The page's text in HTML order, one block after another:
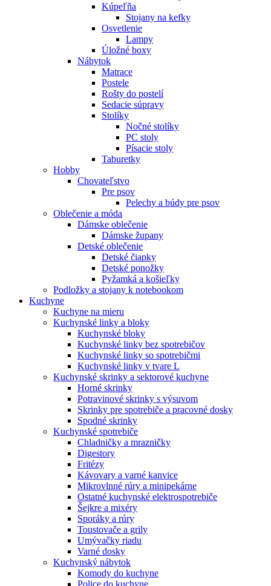
Kúpeľňa
Stojany na kefky
Osvetlenie
Lampy
Úložné boxy
Nábytok
Matrace
Postele
Rošty do postelí
Sedacie súpravy
Stolíky
Nočné stolíky
PC stoly
Písacie stoly
Taburetky
Hobby
Chovateľstvo
Pre psov
Pelechy a búdy pre psov
Oblečenie a móda
Dámske oblečenie
Dámske župany
Detské oblečenie
Detské čiapky
Detské ponožky
Pyžamká a košieľky
Podložky a stojany k notebookom
Kuchyne
Kuchyne na mieru
Kuchynské linky a bloky
Kuchynské bloky
Kuchynské linky bez spotrebičov
Kuchynské linky so spotrebičmi
Kuchynské linky v tvare L
Kuchynské skrinky a sektorové kuchyne
Horné skrinky
Potravinové skrinky s výsuvom
Skrinky pre spotrebiče a pracovné dosky
Spodné skrinky
Kuchynské spotrebiče
Chladničky a mrazničky
Digestory
Fritézy
Kávovary a varné kanvice
Mikrovlnné rúry a minipekárne
Ostatné kuchynské elektrospotrebiče
Šejkre a mixéry
Sporáky a rúry
Toustovače a grily
Umývačky riadu
Varné dosky
Kuchynský nábytok
Komody do kuchyne
Police do kuchyne